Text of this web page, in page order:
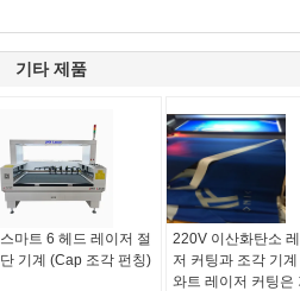
기타 제품
스마트 6 헤드 레이저 절
단 기계 (Cap 조각 펀칭)
220V 이산화탄소 레
저 커팅과 조각 기
와트 레이저 커팅은